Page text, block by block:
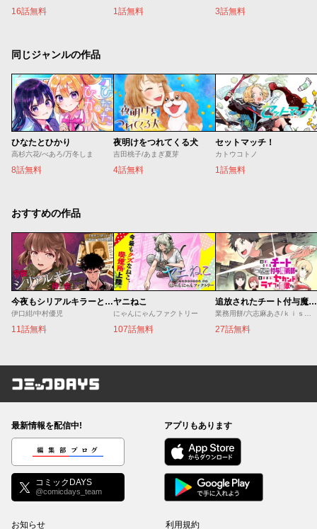
16話無料 1話無料 3話無料
同じジャンルの作品
ひなたとひかり
高杉六花/べあろ/万冬しま
8話無料
夜明けをつれてくる犬
吉田桃子/あまぎ夏芽
4話無料
セットマッチ！
カトウコトノ
1話無料
おすすめの作品
今夜もシリアルキラーと待ち合わせ
伊口紺/中村優児
11話無料
ヤニねこ
にゃんにゃんファクトリー
107話無料
追放されたチート付与魔術師は気ままなセカンドライフを謳歌する。 ～俺は武器だけじゃなく、あらゆるものに『強化ポイント』を付与できるし、俺の意思でいつでも効果を解除できるけど、残った人たち大丈夫？～
業務用餅/六志麻あさ/ｋｉｓｕｉ
27話無料
コミックDAYS
最新情報を配信中!
編集部ブログ
コミックDAYS
@comicdays_team
アプリもあります
お知らせ 利用規約